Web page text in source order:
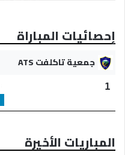
إحصائيات المباراة
جمعية تاكلفت ATS
1
المباريات الأخيرة